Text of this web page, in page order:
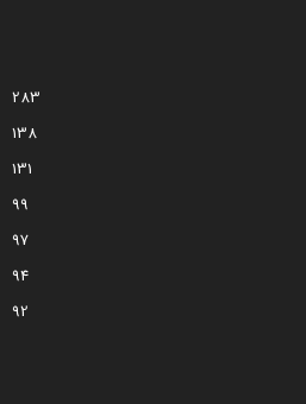
283
138
131
99
97
94
92